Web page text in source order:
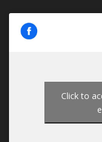
Click to